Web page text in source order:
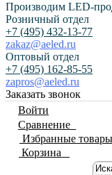
Производим LED-
Розничный отдел
+7 (495) 432-13-77
zakaz@aeled.ru
Оптовый отдел
+7 (495) 162-85-55
zapros@aeled.ru
Заказать звонок
Войти
Сравнение
Избранные товары
Корзина